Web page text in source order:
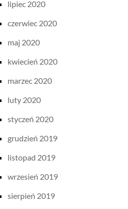
lipiec 2020
czerwiec 2020
maj 2020
kwiecień 2020
marzec 2020
luty 2020
styczeń 2020
grudzień 2019
listopad 2019
wrzesień 2019
sierpień 2019